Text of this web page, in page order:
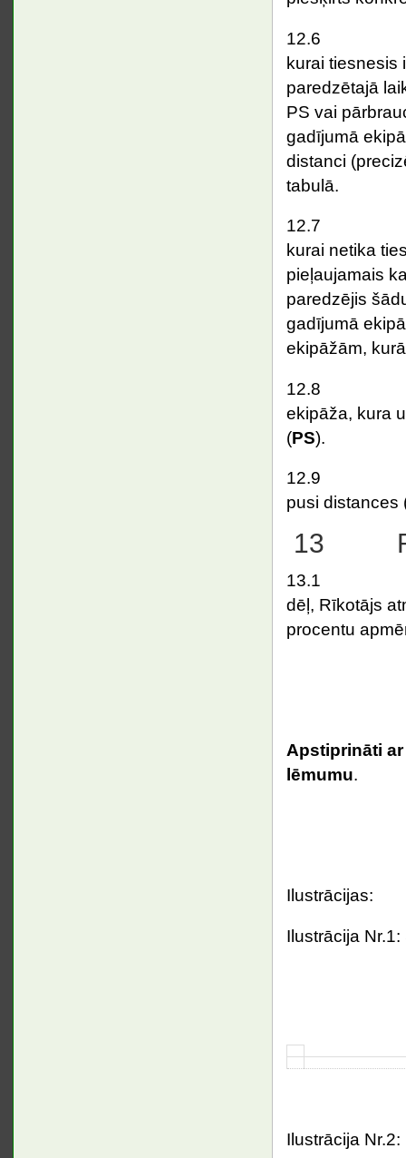
12.6
kurai tiesnesis
paredzētajā
PS vai
gadījumā
distanci
tabulā.
12.7
kurai netika
pieļaujamais
paredzējis
gadījumā
ekipāžām,
12.8
ekipāža, kura
(PS).
12.9
pusi distances
13
13.1 Ja
dēļ, Rīkotājs
procentu
Apstiprināti
lēmumu.
Ilustrācijas:
Ilustrācija
Ilustrācija